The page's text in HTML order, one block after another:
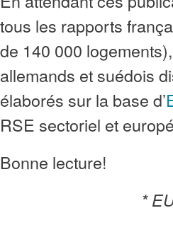
tous les rapports
de 140 000
allemands et suédois
élaborés sur la base d’
RSE sectoriel et
Bonne lecture!
*